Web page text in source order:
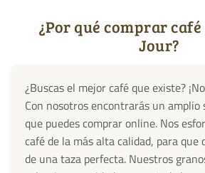
¿Por qué comprar café
Jour?
¿Buscas el mejor café que existe?
Con nosotros encontrarás un amplio
que puedes comprar online. Nos
café de la más alta calidad, para que
de una taza perfecta. Nuestros